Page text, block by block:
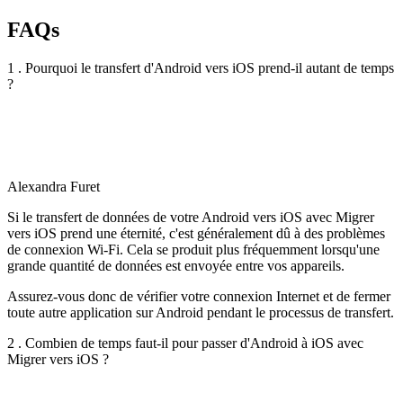
FAQs
1 . Pourquoi le transfert d'Android vers iOS prend-il autant de temps
?
Alexandra Furet
Si le transfert de données de votre Android vers iOS avec Migrer
vers iOS prend une éternité, c'est généralement dû à des problèmes
de connexion Wi-Fi. Cela se produit plus fréquemment lorsqu'une
grande quantité de données est envoyée entre vos appareils.
Assurez-vous donc de vérifier votre connexion Internet et de fermer
toute autre application sur Android pendant le processus de transfert.
2 . Combien de temps faut-il pour passer d'Android à iOS avec
Migrer vers iOS ?